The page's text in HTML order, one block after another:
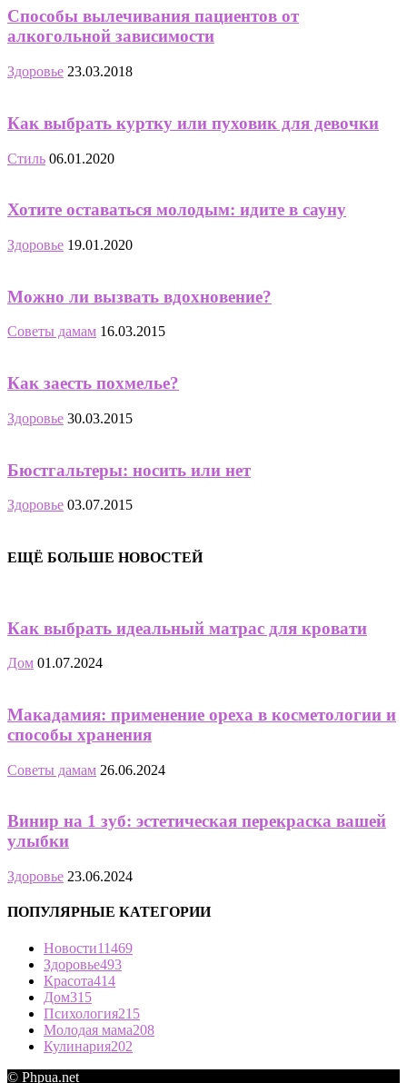
Способы вылечивания пациентов от
алкогольной зависимости
Здоровье 23.03.2018
Как выбрать куртку или пуховик для девочки
Стиль 06.01.2020
Хотите оставаться молодым: идите в сауну
Здоровье 19.01.2020
Можно ли вызвать вдохновение?
Советы дамам 16.03.2015
Как заесть похмелье?
Здоровье 30.03.2015
Бюстгальтеры: носить или нет
Здоровье 03.07.2015
ЕЩЁ БОЛЬШЕ НОВОСТЕЙ
Как выбрать идеальный матрас для кровати
Дом 01.07.2024
Макадамия: применение ореха в косметологии и
способы хранения
Советы дамам 26.06.2024
Винир на 1 зуб: эстетическая перекраска вашей
улыбки
Здоровье 23.06.2024
ПОПУЛЯРНЫЕ КАТЕГОРИИ
Новости11469
Здоровье493
Красота414
Дом315
Психология215
Молодая мама208
Кулинария202
© Phpua.net